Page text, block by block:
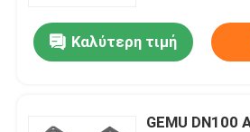
Ειδήσεις
Ζητήστε μια προσφορά
Καλύτερη τιμή
GEMU DN100